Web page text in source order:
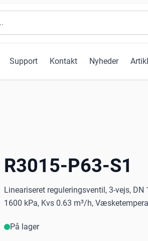
Support Kontakt Nyheder
R3015-P63-S1
Lineariseret reguleringsventil, 3-vejs,
1600 kPa, Kvs 0.63 m³/h,
På lager